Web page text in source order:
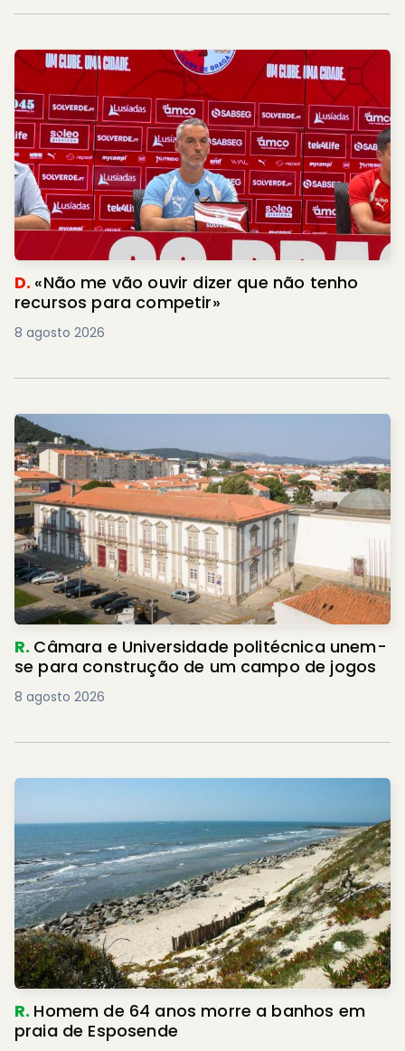
D. «Não me vão ouvir dizer que não tenho
recursos para competir»
8 agosto 2026
R. Câmara e Universidade politécnica unem-
se para construção de um campo de jogos
8 agosto 2026
R. Homem de 64 anos morre a banhos em
praia de Esposende